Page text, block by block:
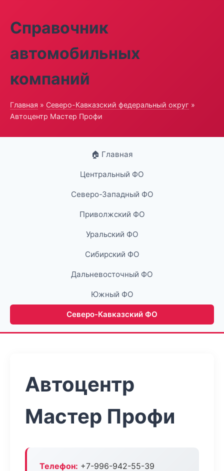
Справочник
автомобильных
компаний
Главная » Северо-Кавказский федеральный округ »
Автоцентр Мастер Профи
🏠 Главная
Центральный ФО
Северо-Западный ФО
Приволжский ФО
Уральский ФО
Сибирский ФО
Дальневосточный ФО
Южный ФО
Северо-Кавказский ФО
Автоцентр
Мастер Профи
Телефон: +7-996-942-55-39